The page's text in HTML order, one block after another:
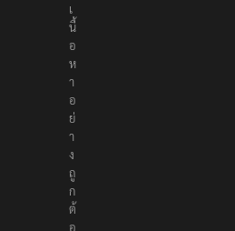
เ
นื้
อ
ห
า
อ
ย่
า
ง
ถู
ก
ต้
อ